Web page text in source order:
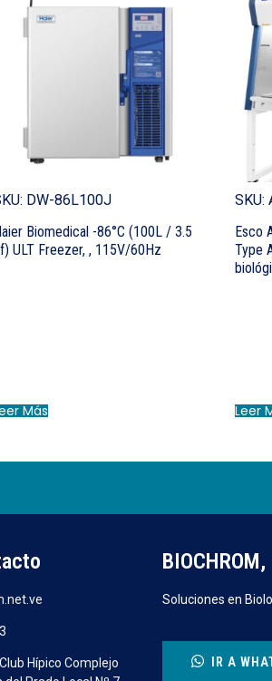
DW-86L100J
Biomedical -86°C (100L / 3.5
ULT Freezer, , 115V/60Hz
Más
SKU:
Esco
Type
Leer
Hípico Complejo
Soluciones en
IR A